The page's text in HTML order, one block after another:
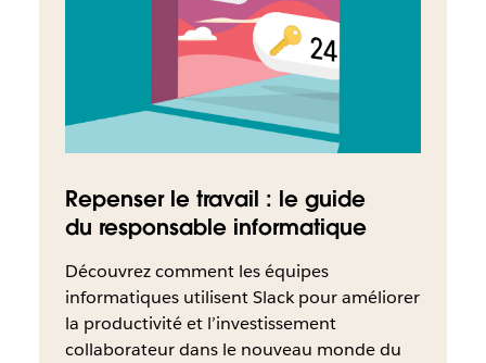
Repenser le travail : le guide
du responsable informatique
Découvrez comment les équipes
informatiques utilisent Slack pour améliorer
la productivité et l’investissement
collaborateur dans le nouveau monde du